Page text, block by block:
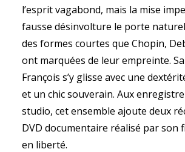
l’esprit vagabond, mais la mise
fausse désinvolture le porte
des formes courtes que Chopin,
ont marquées de leur empreinte.
François s’y glisse avec une
et un chic souverain. Aux
studio, cet ensemble ajoute deux
DVD documentaire réalisé par son
en liberté.